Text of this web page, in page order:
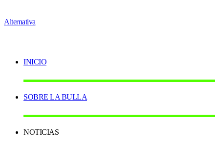
INICIO
SOBRE LA BULLA
NOTICIAS